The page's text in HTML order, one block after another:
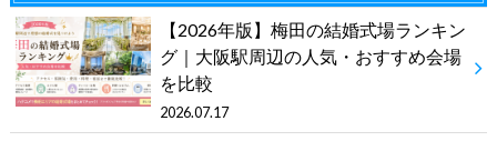
【2026年版】梅田の結婚式場ランキン
グ｜大阪駅周辺の人気・おすすめ会場
を比較
2026.07.17